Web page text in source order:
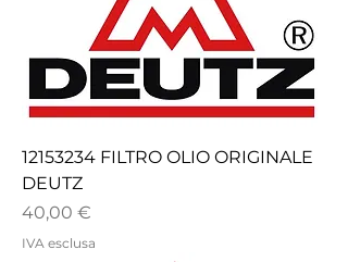
12153234 FILTRO OLIO ORIGINALE
DEUTZ
Prezzo
40,00 €
IVA esclusa